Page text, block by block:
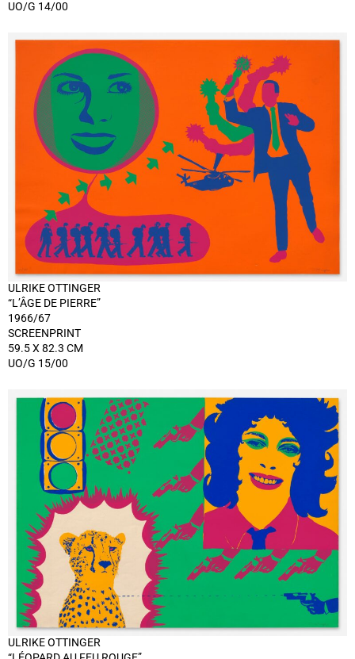
UO/G 14/00
ULRIKE OTTINGER
“L’ÂGE DE PIERRE”
1966/67
SCREENPRINT
59.5 X 82.3 CM
UO/G 15/00
ULRIKE OTTINGER